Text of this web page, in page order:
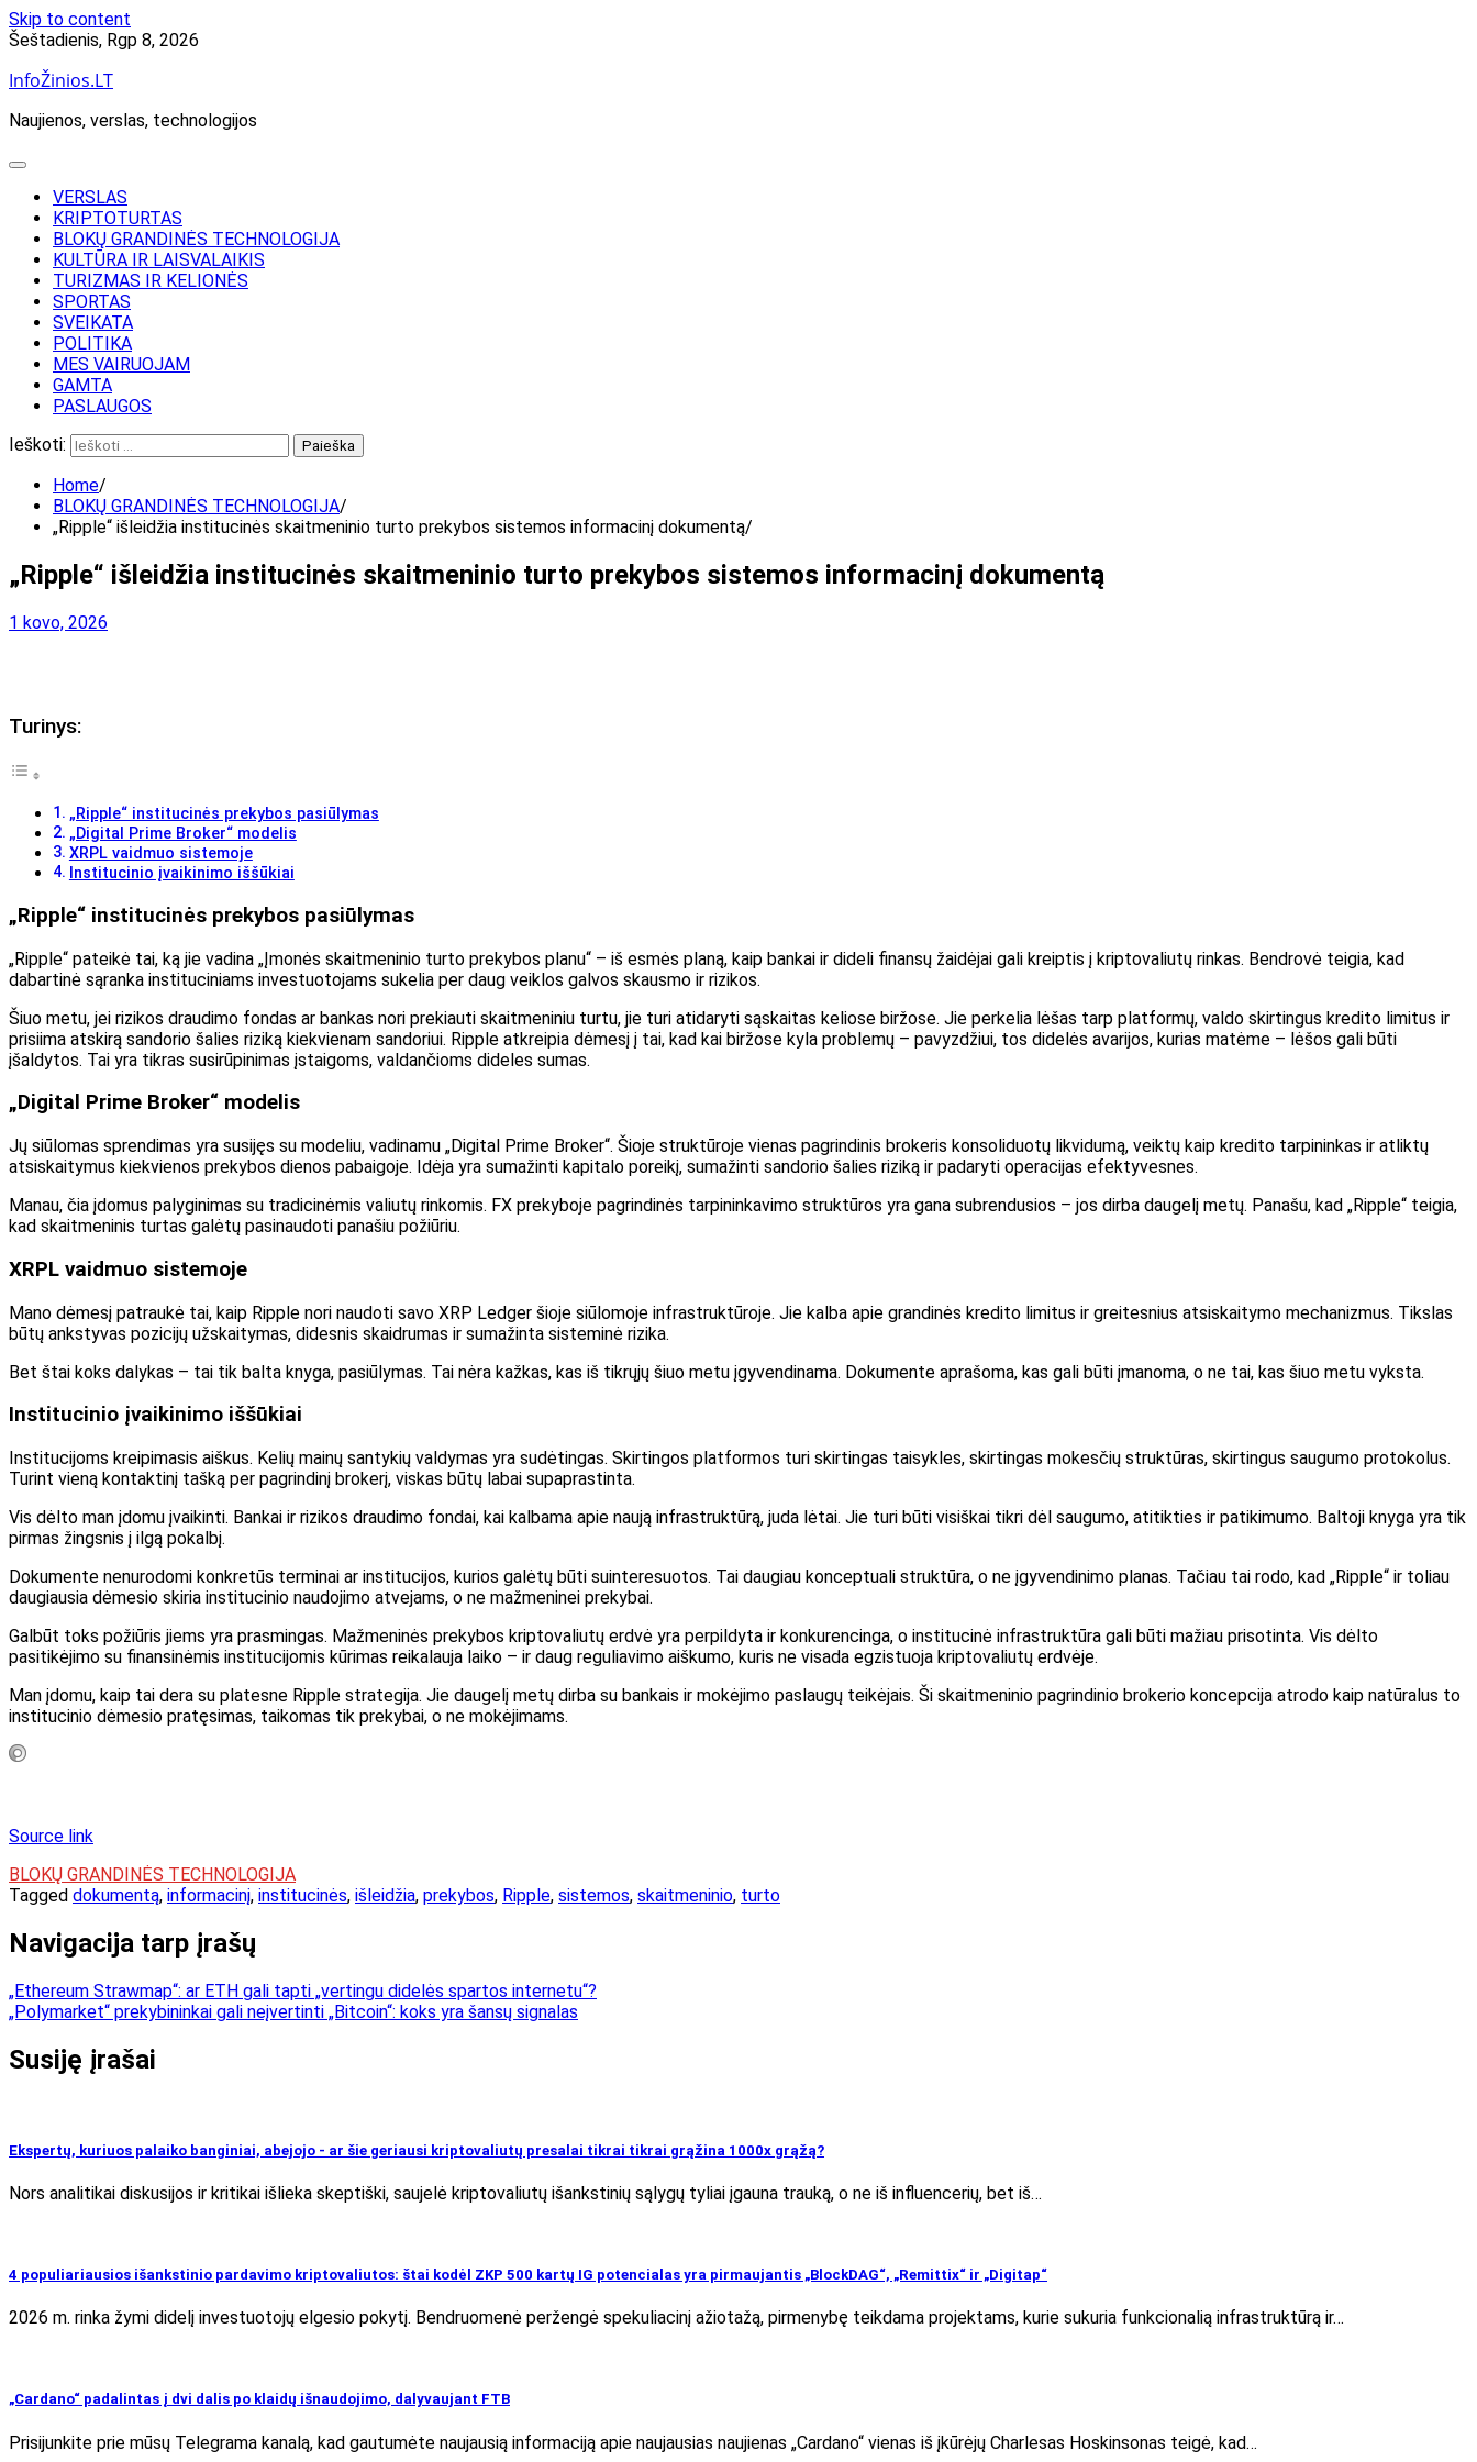
Skip to content
Šeštadienis, Rgp 8, 2026
InfoŽinios.LT
Naujienos, verslas, technologijos
VERSLAS
KRIPTOTURTAS
BLOKŲ GRANDINĖS TECHNOLOGIJA
KULTŪRA IR LAISVALAIKIS
TURIZMAS IR KELIONĖS
SPORTAS
SVEIKATA
POLITIKA
MES VAIRUOJAM
GAMTA
PASLAUGOS
Ieškoti:
Home
BLOKŲ GRANDINĖS TECHNOLOGIJA
„Ripple“ išleidžia institucinės skaitmeninio turto prekybos sistemos informacinį dokumentą
„Ripple“ išleidžia institucinės skaitmeninio turto prekybos sistemos informacinį dokumentą
1 kovo, 2026
Turinys:
„Ripple“ institucinės prekybos pasiūlymas
„Digital Prime Broker“ modelis
XRPL vaidmuo sistemoje
Institucinio įvaikinimo iššūkiai
„Ripple“ institucinės prekybos pasiūlymas
„Ripple“ pateikė tai, ką jie vadina „Įmonės skaitmeninio turto prekybos planu“ – iš esmės planą, kaip bankai ir dideli finansų žaidėjai gali kreiptis į kriptovaliutų rinkas. Bendrovė teigia, kad
dabartinė sąranka instituciniams investuotojams sukelia per daug veiklos galvos skausmo ir rizikos.
Šiuo metu, jei rizikos draudimo fondas ar bankas nori prekiauti skaitmeniniu turtu, jie turi atidaryti sąskaitas keliose biržose. Jie perkelia lėšas tarp platformų, valdo skirtingus kredito limitus ir
prisiima atskirą sandorio šalies riziką kiekvienam sandoriui. Ripple atkreipia dėmesį į tai, kad kai biržose kyla problemų – pavyzdžiui, tos didelės avarijos, kurias matėme – lėšos gali būti
įšaldytos. Tai yra tikras susirūpinimas įstaigoms, valdančioms dideles sumas.
„Digital Prime Broker“ modelis
Jų siūlomas sprendimas yra susijęs su modeliu, vadinamu „Digital Prime Broker“. Šioje struktūroje vienas pagrindinis brokeris konsoliduotų likvidumą, veiktų kaip kredito tarpininkas ir atliktų
atsiskaitymus kiekvienos prekybos dienos pabaigoje. Idėja yra sumažinti kapitalo poreikį, sumažinti sandorio šalies riziką ir padaryti operacijas efektyvesnes.
Manau, čia įdomus palyginimas su tradicinėmis valiutų rinkomis. FX prekyboje pagrindinės tarpininkavimo struktūros yra gana subrendusios – jos dirba daugelį metų. Panašu, kad „Ripple“ teigia,
kad skaitmeninis turtas galėtų pasinaudoti panašiu požiūriu.
XRPL vaidmuo sistemoje
Mano dėmesį patraukė tai, kaip Ripple nori naudoti savo XRP Ledger šioje siūlomoje infrastruktūroje. Jie kalba apie grandinės kredito limitus ir greitesnius atsiskaitymo mechanizmus. Tikslas
būtų ankstyvas pozicijų užskaitymas, didesnis skaidrumas ir sumažinta sisteminė rizika.
Bet štai koks dalykas – tai tik balta knyga, pasiūlymas. Tai nėra kažkas, kas iš tikrųjų šiuo metu įgyvendinama. Dokumente aprašoma, kas gali būti įmanoma, o ne tai, kas šiuo metu vyksta.
Institucinio įvaikinimo iššūkiai
Institucijoms kreipimasis aiškus. Kelių mainų santykių valdymas yra sudėtingas. Skirtingos platformos turi skirtingas taisykles, skirtingas mokesčių struktūras, skirtingus saugumo protokolus.
Turint vieną kontaktinį tašką per pagrindinį brokerį, viskas būtų labai supaprastinta.
Vis dėlto man įdomu įvaikinti. Bankai ir rizikos draudimo fondai, kai kalbama apie naują infrastruktūrą, juda lėtai. Jie turi būti visiškai tikri dėl saugumo, atitikties ir patikimumo. Baltoji knyga yra tik
pirmas žingsnis į ilgą pokalbį.
Dokumente nenurodomi konkretūs terminai ar institucijos, kurios galėtų būti suinteresuotos. Tai daugiau konceptuali struktūra, o ne įgyvendinimo planas. Tačiau tai rodo, kad „Ripple“ ir toliau
daugiausia dėmesio skiria institucinio naudojimo atvejams, o ne mažmeninei prekybai.
Galbūt toks požiūris jiems yra prasmingas. Mažmeninės prekybos kriptovaliutų erdvė yra perpildyta ir konkurencinga, o institucinė infrastruktūra gali būti mažiau prisotinta. Vis dėlto
pasitikėjimo su finansinėmis institucijomis kūrimas reikalauja laiko – ir daug reguliavimo aiškumo, kuris ne visada egzistuoja kriptovaliutų erdvėje.
Man įdomu, kaip tai dera su platesne Ripple strategija. Jie daugelį metų dirba su bankais ir mokėjimo paslaugų teikėjais. Ši skaitmeninio pagrindinio brokerio koncepcija atrodo kaip natūralus to
institucinio dėmesio pratęsimas, taikomas tik prekybai, o ne mokėjimams.
Source link
BLOKŲ GRANDINĖS TECHNOLOGIJA
Tagged dokumentą, informacinį, institucinės, išleidžia, prekybos, Ripple, sistemos, skaitmeninio, turto
Navigacija tarp įrašų
„Ethereum Strawmap“: ar ETH gali tapti „vertingu didelės spartos internetu“?
„Polymarket“ prekybininkai gali neįvertinti „Bitcoin“: koks yra šansų signalas
Susiję įrašai
Ekspertų, kuriuos palaiko banginiai, abejojo ​​- ar šie geriausi kriptovaliutų presalai tikrai tikrai grąžina 1000x grąžą?
Nors analitikai diskusijos ir kritikai išlieka skeptiški, saujelė kriptovaliutų išankstinių sąlygų tyliai įgauna trauką, o ne iš influencerių, bet iš…
4 populiariausios išankstinio pardavimo kriptovaliutos: štai kodėl ZKP 500 kartų IG potencialas yra pirmaujantis „BlockDAG“, „Remittix“ ir „Digitap“
2026 m. rinka žymi didelį investuotojų elgesio pokytį. Bendruomenė peržengė spekuliacinį ažiotažą, pirmenybę teikdama projektams, kurie sukuria funkcionalią infrastruktūrą ir…
„Cardano“ padalintas į dvi dalis po klaidų išnaudojimo, dalyvaujant FTB
Prisijunkite prie mūsų Telegrama kanalą, kad gautumėte naujausią informaciją apie naujausias naujienas „Cardano“ vienas iš įkūrėjų Charlesas Hoskinsonas teigė, kad…